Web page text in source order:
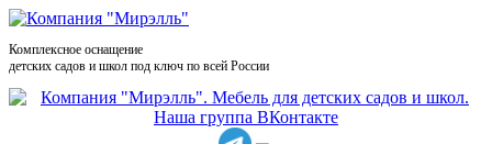
Комплексное оснащение
детских садов и школ под ключ по всей России